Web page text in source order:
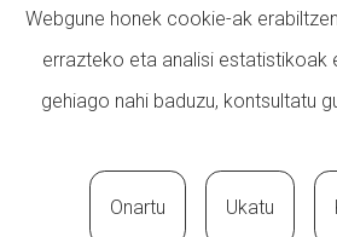
Webgune honek cookie-ak
errazteko eta analisi estatistikoak
gehiago nahi baduzu, kontsultatu
Onartu Ukatu